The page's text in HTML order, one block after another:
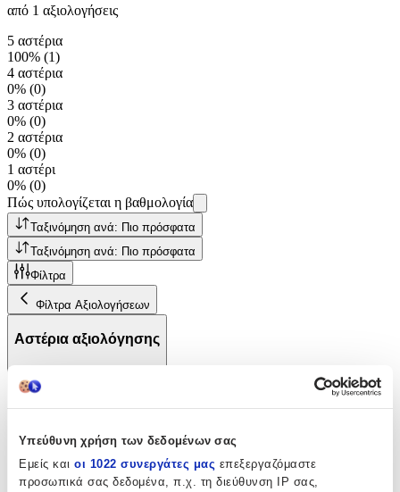
Υπεύθυνη χρήση των δεδομένων σας
Εμείς και οι 1022 συνεργάτες μας επεξεργαζόμαστε
προσωπικά σας δεδομένα, π.χ. τη διεύθυνση IP σας,
από 1 αξιολογήσεις
5 αστέρια
100% (1)
4 αστέρια
0% (0)
3 αστέρια
0% (0)
2 αστέρια
0% (0)
1 αστέρι
0% (0)
Πώς υπολογίζεται η βαθμολογία
Ταξινόμηση ανά: Πιο πρόσφατα
Ταξινόμηση ανά: Πιο πρόσφατα
Φίλτρα
Φίλτρα Αξιολογήσεων
Αστέρια αξιολόγησης